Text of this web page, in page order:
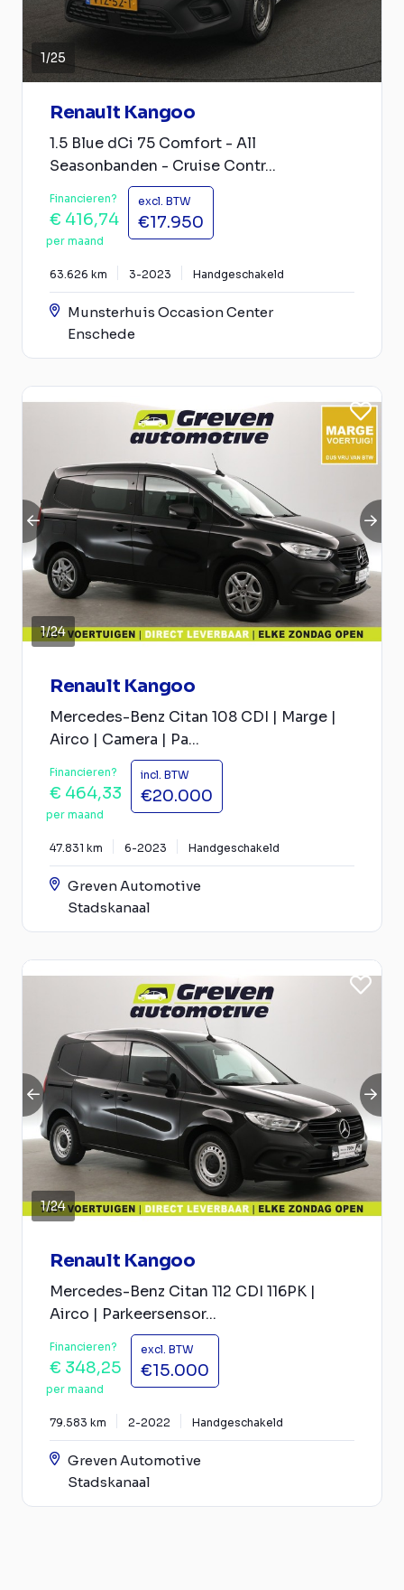
1/25
Renault Kangoo
1.5 Blue dCi 75 Comfort - All
Seasonbanden - Cruise Contr...
Financieren?
€ 416,74
per maand
excl. BTW
€17.950
63.626 km 3-2023 Handgeschakeld
Munsterhuis Occasion Center
Enschede
1/24
Renault Kangoo
Mercedes-Benz Citan 108 CDI | Marge |
Airco | Camera | Pa...
Financieren?
€ 464,33
per maand
incl. BTW
€20.000
47.831 km 6-2023 Handgeschakeld
Greven Automotive
Stadskanaal
1/24
Renault Kangoo
Mercedes-Benz Citan 112 CDI 116PK |
Airco | Parkeersensor...
Financieren?
€ 348,25
per maand
excl. BTW
€15.000
79.583 km 2-2022 Handgeschakeld
Greven Automotive
Stadskanaal